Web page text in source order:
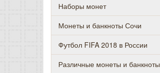
Наборы монет
Монеты и банкноты Сочи
Футбол FIFA 2018 в России
Различные монеты и банкноты